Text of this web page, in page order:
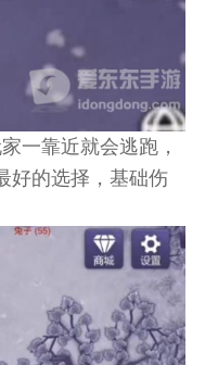
一靠近就会逃跑，
好的选择，基础伤